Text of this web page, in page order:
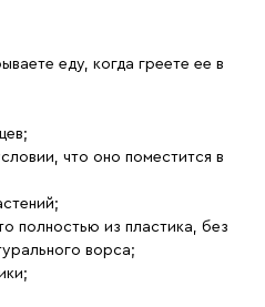
еду, когда греете ее в
что оно поместится в
полностью из пластика, без
ворса;